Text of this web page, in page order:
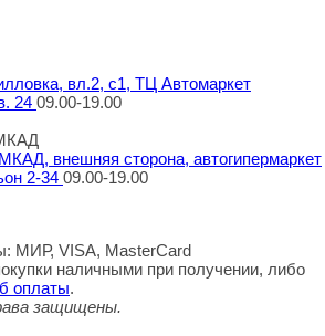
вл.2, с1, ТЦ Автомаркет
24 09.00-19.00
внешняя сторона, автогипермаркет
2-34 09.00-19.00
наличными при получении, либо
оплаты.
защищены.